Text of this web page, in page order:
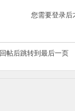
您需要登录
回帖后跳转到最后一页